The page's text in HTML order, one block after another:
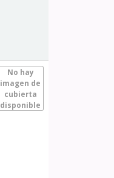
No hay
imagen de
cubierta
disponible